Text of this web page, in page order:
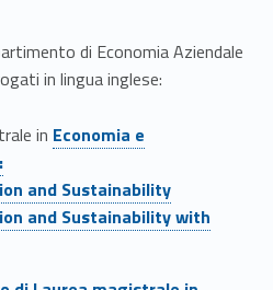
di Economia Aziendale
in lingua inglese:
in Link identifier #identifier__52789-1
Economia e
and Sustainability
and Sustainability with